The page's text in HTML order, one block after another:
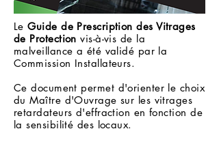
LeGuide de Prescription des Vitrages
de Protection vis-à-vis de la
malveillance a été validé par la
Commission Installateurs.
Ce document permet d'orienter le choix
du Maître d'Ouvrage sur les vitrages
retardateurs d'effraction en fonction de
la sensibilité des locaux.